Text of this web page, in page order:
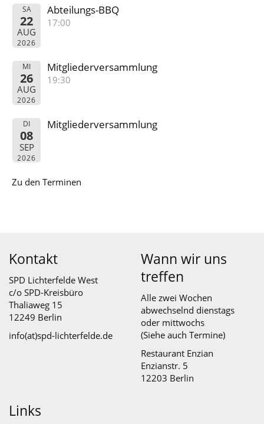
SA
22
AUG
2026
Abteilungs-BBQ
17:00
MI
26
AUG
2026
Mitgliederversammlung
19:30
DI
08
SEP
2026
Mitgliederversammlung
Zu den Terminen
Kontakt
SPD Lichterfelde West
c/o SPD-Kreisbüro
Thaliaweg 15
12249 Berlin
info(at)spd-lichterfelde.de
Wann wir uns
treffen
Alle zwei Wochen
abwechselnd dienstags
oder mittwochs
(Siehe auch Termine)
Restaurant Enzian
Enzianstr. 5
12203 Berlin
Links